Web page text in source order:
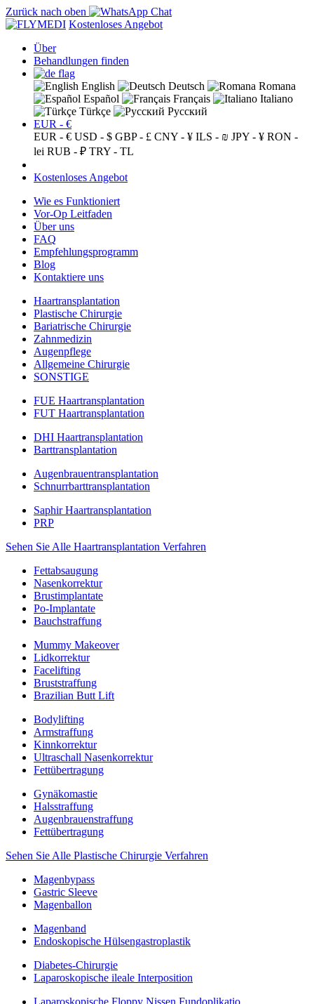
Zurück nach oben
Kostenloses Angebot
Über
Behandlungen finden
English Deutsch
Romana
Español
Français
Italiano
Türkçe
Русский
EUR - €
EUR - € USD - $ GBP - £ CNY - ¥ ILS - ₪ JPY - ¥ RON -
lei RUB - ₽ TRY - TL
Kostenloses Angebot
Wie es Funktioniert
Vor-Op Leitfaden
Über uns
FAQ
Empfehlungsprogramm
Blog
Kontaktiere uns
Haartransplantation
Plastische Chirurgie
Bariatrische Chirurgie
Zahnmedizin
Augenpflege
Allgemeine Chirurgie
SONSTIGE
FUE Haartransplantation
FUT Haartransplantation
DHI Haartransplantation
Barttransplantation
Augenbrauentransplantation
Schnurrbarttransplantation
Saphir Haartransplantation
PRP
Sehen Sie Alle Haartransplantation Verfahren
Fettabsaugung
Nasenkorrektur
Brustimplantate
Po-Implantate
Bauchstraffung
Mummy Makeover
Lidkorrektur
Facelifting
Bruststraffung
Brazilian Butt Lift
Bodylifting
Armstraffung
Kinnkorrektur
Ultraschall Nasenkorrektur
Fettübertragung
Gynäkomastie
Halsstraffung
Augenbrauenstraffung
Fettübertragung
Sehen Sie Alle Plastische Chirurgie Verfahren
Magenbypass
Gastric Sleeve
Magenballon
Magenband
Endoskopische Hülsengastroplastik
Diabetes-Chirurgie
Laparoskopische ileale Interposition
Laparoskopische Floppy Nissen Fundoplikatio